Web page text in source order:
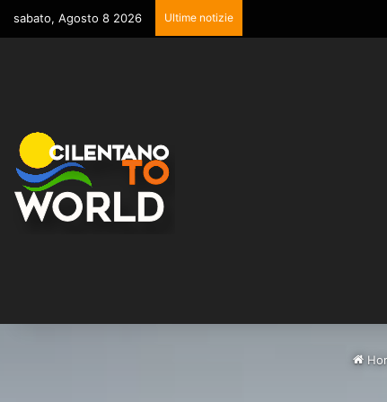
sabato, Agosto 8 2026 Ultime notizie